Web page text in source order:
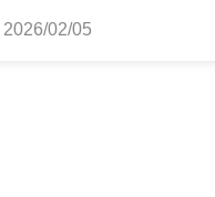
2026/02/05